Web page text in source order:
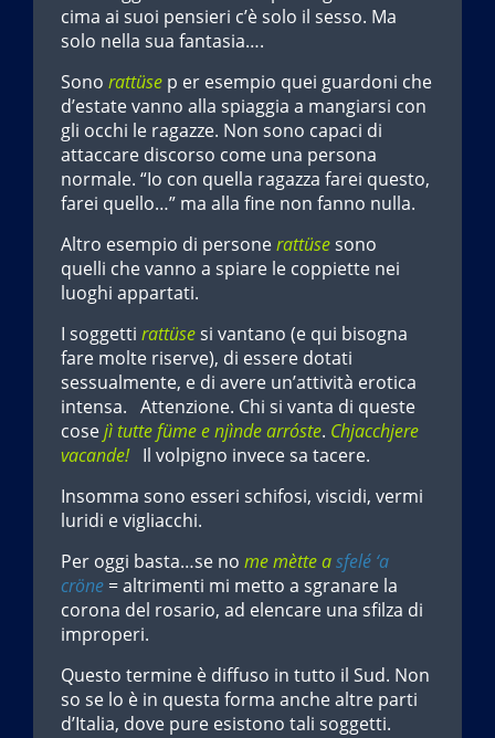
cima ai suoi pensieri c’è solo il sesso. Ma
solo nella sua fantasia….
Sono rattüse p er esempio quei guardoni che
d’estate vanno alla spiaggia a mangiarsi con
gli occhi le ragazze. Non sono capaci di
attaccare discorso come una persona
normale. “Io con quella ragazza farei questo,
farei quello…” ma alla fine non fanno nulla.
Altro esempio di personerattüsesono
quelli che vanno a spiare le coppiette nei
luoghi appartati.
I soggetti rattüsesi vantano (e qui bisogna
fare molte riserve), di essere dotati
sessualmente, e di avere un’attività erotica
intensa. Attenzione. Chi si vanta di queste
cosejì tutte füme e njìnde arróste. Chjacchjere
vacande! Il volpigno invece sa tacere.
Insomma sono esseri schifosi, viscidi, vermi
luridi e vigliacchi.
Per oggi basta…se no me mètte asfelé ‘a
cröne = altrimenti mi metto a sgranare la
corona del rosario, ad elencare una sfilza di
improperi.
Questo termine è diffuso in tutto il Sud. Non
so se lo è in questa forma anche altre parti
d’Italia, dove pure esistono tali soggetti.